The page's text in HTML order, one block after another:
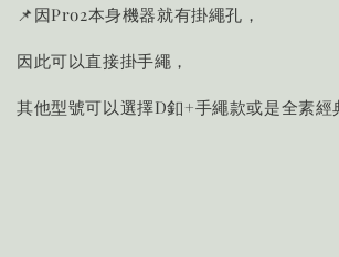
📌因Pro2本身機器就有掛繩孔，
因此可以直接掛手繩，
其他型號可以選擇D釦+手繩款或是全素經